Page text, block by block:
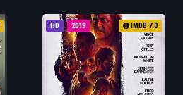
HD 2019 IMDB 7.0